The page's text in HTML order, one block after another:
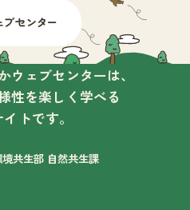
ウェブセンターは、
性を楽しく学べる
トです。
共生部 自然共生課